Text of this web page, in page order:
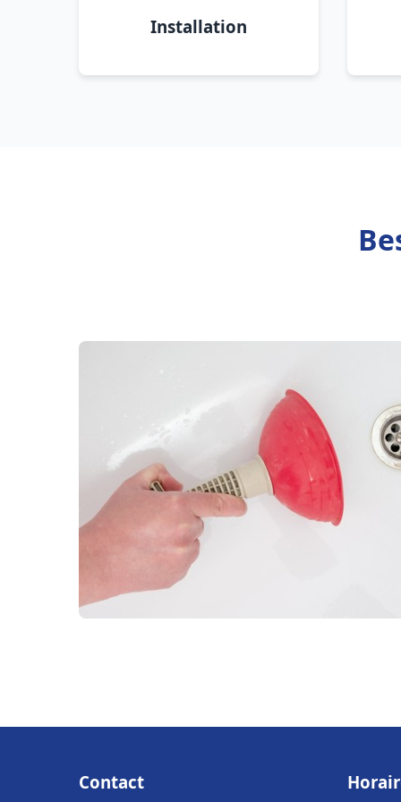
Installation
Contact